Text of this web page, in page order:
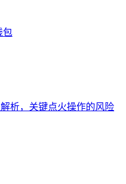
包
析，关键点火操作的风险